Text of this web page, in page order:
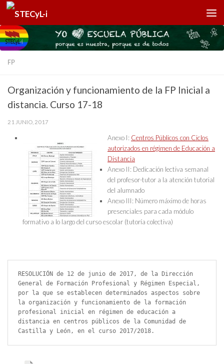
Saltar al contenido
FP
Organización y funcionamiento de la FP Inicial a
distancia. Curso 17-18
21 JUNIO, 2017
Anexo I: Centros Públicos con Ciclos
autorizados en régimen de Educación a
Distancia
Anexo II: Dedicación lectiva semanal
del profesor-tutor a la atención tutorial
del alumnado
Anexo III: Número máximo de horas
presenciales para cada módulo
formativo a lo largo del curso escolar (tutoría colectiva)
RESOLUCIÓN de 12 de junio de 2017, de la Dirección
General de Formación Profesional y Régimen Especial,
por la que se establecen determinados aspectos sobre
la organización y funcionamiento de la formación
profesional inicial en régimen de educación a
distancia en centros públicos de la Comunidad de
Castilla y León, en el curso 2017/2018.